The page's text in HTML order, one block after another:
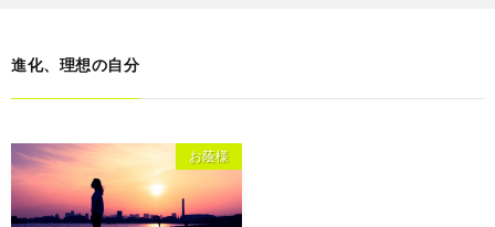
進化、理想の自分
お蔭様